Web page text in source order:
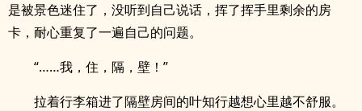
是被景色迷住了，没听到自己说话，挥了挥手里剩余的房
卡，耐心重复了一遍自己的问题。
“……我，住，隔，壁！”
拉着行李箱进了隔壁房间的叶知行越想心里越不舒服。